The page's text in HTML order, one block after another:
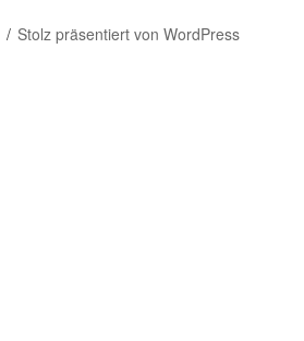
Stolz präsentiert von WordPress